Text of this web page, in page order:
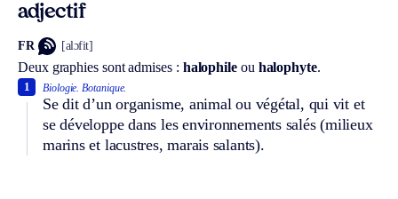
adjectif
FR [alɔfit]
Deux graphies sont admises : halophile ou halophyte.
Biologie. Botanique.
Se dit d’un organisme, animal ou végétal, qui vit et
se développe dans les environnements salés (milieux
marins et lacustres, marais salants).
1